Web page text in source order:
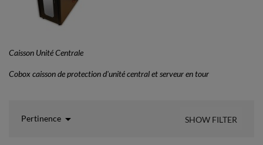
Caisson Unité Centrale
Cobox caisson de protection d'unité central et serveur en tour
Pertinence  SHOW FILTER